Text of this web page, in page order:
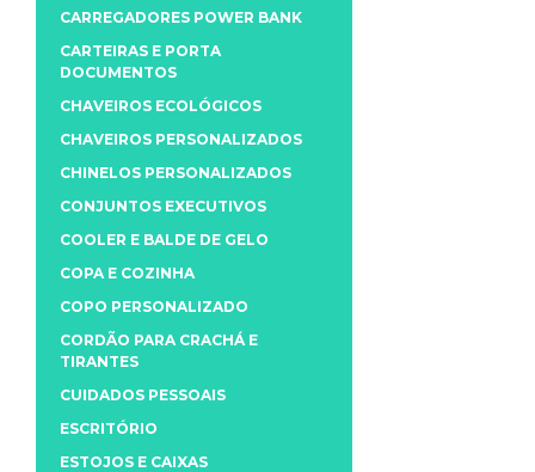
CARREGADORES POWER BANK
CARTEIRAS E PORTA
DOCUMENTOS
CHAVEIROS ECOLÓGICOS
CHAVEIROS PERSONALIZADOS
CHINELOS PERSONALIZADOS
CONJUNTOS EXECUTIVOS
COOLER E BALDE DE GELO
COPA E COZINHA
COPO PERSONALIZADO
CORDÃO PARA CRACHÁ E
TIRANTES
CUIDADOS PESSOAIS
ESCRITÓRIO
ESTOJOS E CAIXAS